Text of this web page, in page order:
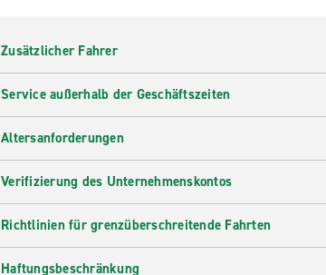
Zusätzlicher Fahrer
Service außerhalb der Geschäftszeiten
Altersanforderungen
Verifizierung des Unternehmenskontos
Richtlinien für grenzüberschreitende Fahrten
Haftungsbeschränkung